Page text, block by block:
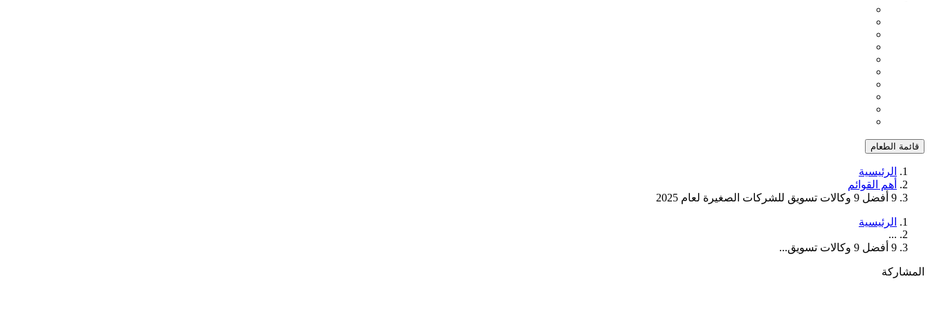
قائمة الطعام
الرئيسية
أهم القوائم
9 أفضل 9 وكالات تسويق للشركات الصغيرة لعام 2025
الرئيسية
...
9 أفضل 9 وكالات تسويق...
المشاركة